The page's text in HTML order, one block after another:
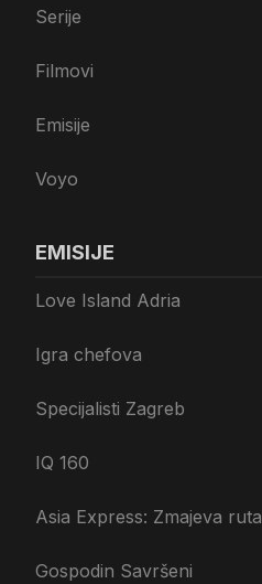
Serije
Filmovi
Emisije
Voyo
EMISIJE
Love Island Adria
Igra chefova
Specijalisti Zagreb
IQ 160
Asia Express: Zmajeva ruta
Gospodin Savršeni